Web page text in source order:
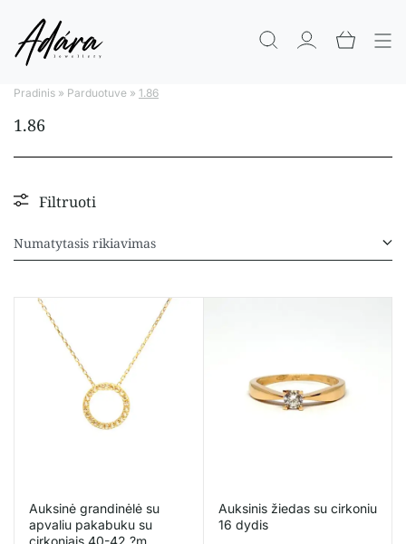
Pradinis » Parduotuve » 1.86
1.86
Filtruoti
Auksinė grandinėlė su
apvaliu pakabuku su
cirkoniais 40-42 ?m
Auksinis žiedas su cirkoniu
16 dydis